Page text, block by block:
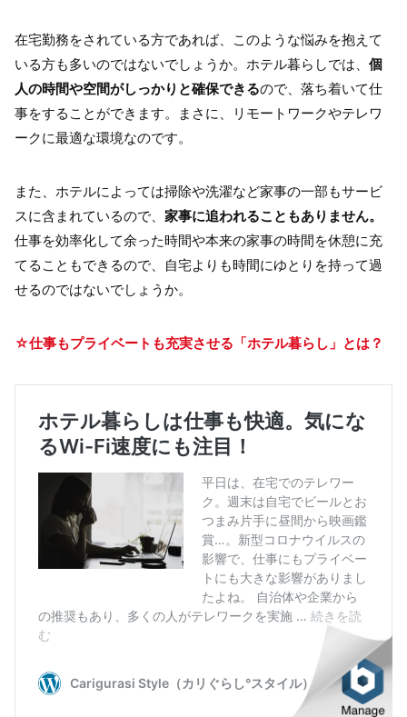
在宅勤務をされている方であれば、このような悩みを抱えて
いる方も多いのではないでしょうか。ホテル暮らしでは、 個
人の時間や空間がしっかりと確保できるので、落ち着いて仕
事をすることができます。まさに、リモートワークやテレワ
ークに最適な環境なのです。
また、ホテルによっては掃除や洗濯など家事の一部もサービ
スに含まれているので、 家事に追われることもありません。
仕事を効率化して余った時間や本来の家事の時間を休憩に充
てることもできるので、自宅よりも時間にゆとりを持って過
せるのではないでしょうか。
☆仕事もプライベートも充実させる「ホテル暮らし」とは？